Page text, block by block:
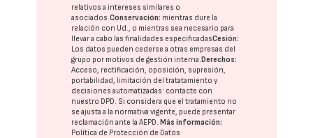
relativos a intereses similares o
asociados.Conservación: mientras dure la
relación con Ud., o mientras sea necesario para
llevar a cabo las finalidades especificadasCesión:
Los datos pueden cederse a otras empresas del
grupo por motivos de gestión interna.Derechos:
Acceso, rectificación, oposición, supresión,
portabilidad, limitación del tratatamiento y
decisiones automatizadas: contacte con
nuestro DPD. Si considera que el tratamiento no
se ajusta a la normativa vigente, puede presentar
reclamación ante laAEPD.Más información:
Política de Protección de Datos